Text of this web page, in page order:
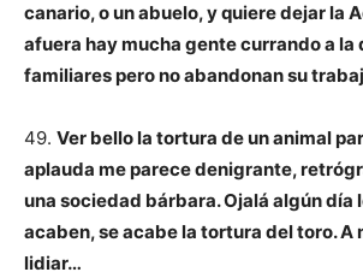
canario, o un abuelo, y quiere dejar la
afuera hay mucha gente currando a la
familiares pero no abandonan su
49. Ver bello la tortura de un animal
aplauda me parece denigrante,
una sociedad bárbara. Ojalá algún día
acaben, se acabe la tortura del toro. A
lidiar…